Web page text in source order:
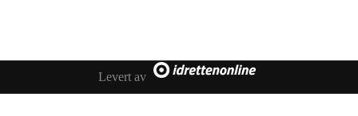
Levert av